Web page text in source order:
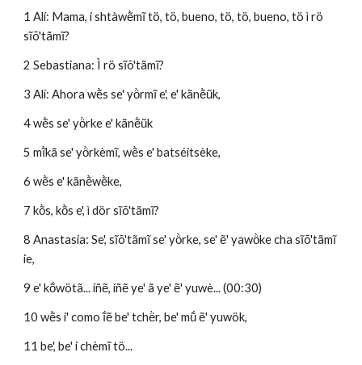
1 Alí: Mama, i shtàwẽ̀mĩ tö, tö, bueno, tö, tö, bueno, tö ì rö
sĩõ'tãmĩ?
2 Sebastiana: Ì rö sĩõ'tãmĩ?
3 Alí: Ahora wẽ̀s se' yö̀rmĩ e', e' kãnẽ̀ũk,
4 wẽ̀s se' yö̀rke e' kãnẽ̀ũk
5 mĩ̀kã se' yö̀rkèmĩ, wẽ̀s e' batséitsèke,
6 wẽ̀s e' kãnẽ̀wẽ̀ke,
7 kõ̀s, kõ̀s e', ì dör sĩõ'tãmĩ?
8 Anastasia: Se', sĩõ'tãmĩ se' yö̀rke, se' ẽ' yawö̀ke cha sĩõ'tãmĩ
ie,
9 e' kṍwötã... íñẽ, íñẽ ye' ã ye' ẽ' yuwè... (00:30)
10 wẽ̀s i' como ĩ́ẽ be' tchë̀r, be' mṹ ẽ' yuwök,
11 be', be' i chèmĩ tö...